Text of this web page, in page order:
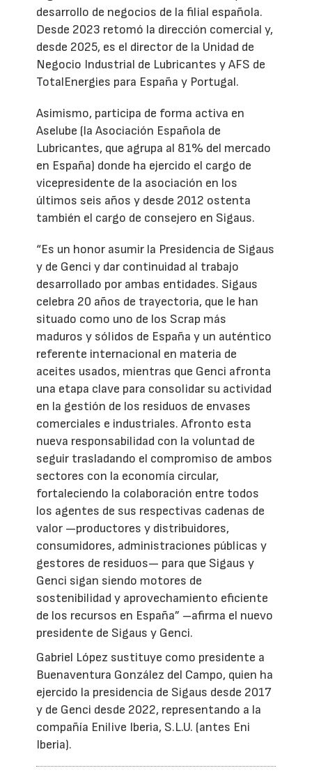
desarrollo de negocios de la filial española.
Desde 2023 retomó la dirección comercial y,
desde 2025, es el director de la Unidad de
Negocio Industrial de Lubricantes y AFS de
TotalEnergies para España y Portugal.
Asimismo, participa de forma activa en
Aselube (la Asociación Española de
Lubricantes, que agrupa al 81% del mercado
en España) donde ha ejercido el cargo de
vicepresidente de la asociación en los
últimos seis años y desde 2012 ostenta
también el cargo de consejero en Sigaus.
“Es un honor asumir la Presidencia de Sigaus
y de Genci y dar continuidad al trabajo
desarrollado por ambas entidades. Sigaus
celebra 20 años de trayectoria, que le han
situado como uno de los Scrap más
maduros y sólidos de España y un auténtico
referente internacional en materia de
aceites usados, mientras que Genci afronta
una etapa clave para consolidar su actividad
en la gestión de los residuos de envases
comerciales e industriales. Afronto esta
nueva responsabilidad con la voluntad de
seguir trasladando el compromiso de ambos
sectores con la economía circular,
fortaleciendo la colaboración entre todos
los agentes de sus respectivas cadenas de
valor —productores y distribuidores,
consumidores, administraciones públicas y
gestores de residuos— para que Sigaus y
Genci sigan siendo motores de
sostenibilidad y aprovechamiento eficiente
de los recursos en España” –afirma el nuevo
presidente de Sigaus y Genci.
Gabriel López sustituye como presidente a
Buenaventura González del Campo, quien ha
ejercido la presidencia de Sigaus desde 2017
y de Genci desde 2022, representando a la
compañía Enilive Iberia, S.L.U. (antes Eni
Iberia).